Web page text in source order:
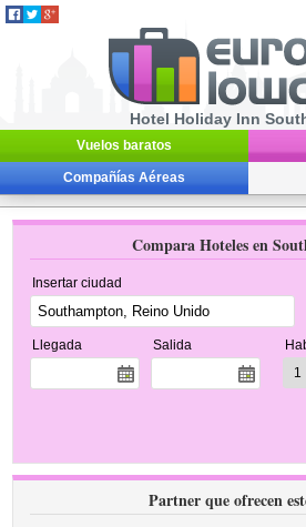
Hotel Holiday Inn
Vuelos baratos
Compañías Aéreas
Compara Hoteles en
Insertar ciudad
Llegada Salida
Partner que ofrecen